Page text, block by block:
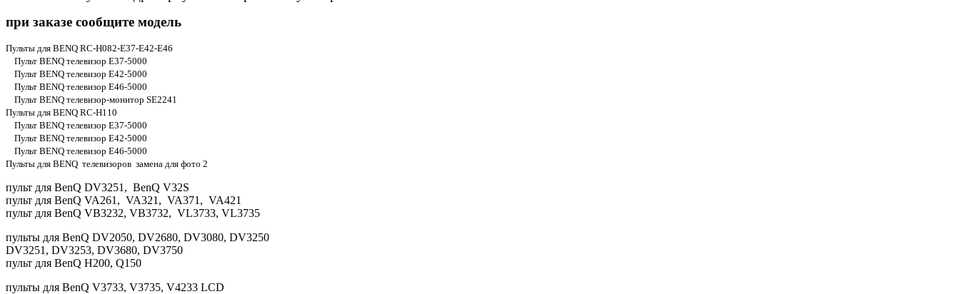
при заказе сообщите модель
Пульты для BENQ RC-H082-E37-E42-E46
Пульт BENQ телевизор E37-5000
Пульт BENQ телевизор E42-5000
Пульт BENQ телевизор E46-5000
Пульт BENQ телевизор-монитор SE2241
Пульты для BENQ RC-H110
Пульт BENQ телевизор E37-5000
Пульт BENQ телевизор E42-5000
Пульт BENQ телевизор E46-5000
Пульты для BENQ телевизоров замена для фото 2
пульт для BenQ DV3251, BenQ V32S
пульт для BenQ VA261, VA321, VA371, VA421
пульт для BenQ VB3232, VB3732, VL3733, VL3735
пульты для BenQ DV2050, DV2680, DV3080, DV3250
DV3251, DV3253, DV3680, DV3750
пульт для BenQ H200, Q150
пульты для BenQ V3733, V3735, V4233 LCD